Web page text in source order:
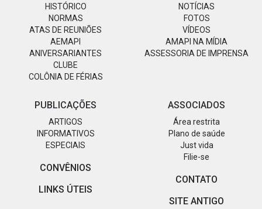
HISTÓRICO
NORMAS
ATAS DE REUNIÕES
AEMAPI
ANIVERSARIANTES
CLUBE
COLÔNIA DE FÉRIAS
NOTÍCIAS
FOTOS
VÍDEOS
AMAPI NA MÍDIA
ASSESSORIA DE IMPRENSA
PUBLICAÇÕES
ARTIGOS
INFORMATIVOS
ESPECIAIS
CONVÊNIOS
LINKS ÚTEIS
ASSOCIADOS
Área restrita
Plano de saúde
Just vida
Filie-se
CONTATO
SITE ANTIGO